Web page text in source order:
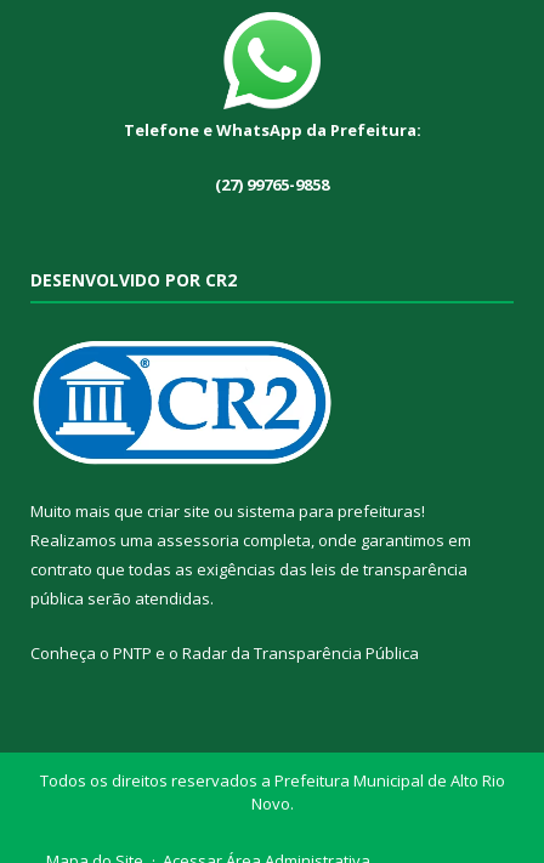
Telefone e WhatsApp da Prefeitura:
(27) 99765-9858
DESENVOLVIDO POR CR2
Muito mais que criar site ou sistema para prefeituras!
Realizamos uma assessoria completa, onde garantimos em
contrato que todas as exigências das leis de transparência
pública serão atendidas.
Conheça o PNTP e o Radar da Transparência Pública
Todos os direitos reservados a Prefeitura Municipal de Alto Rio
Novo.